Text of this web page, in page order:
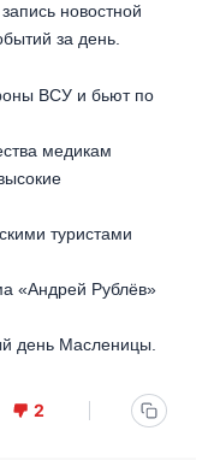
новостной
за день.
ВСУ и бьют по
медикам
туристами
«Андрей Рублёв»
день Масленицы.
2